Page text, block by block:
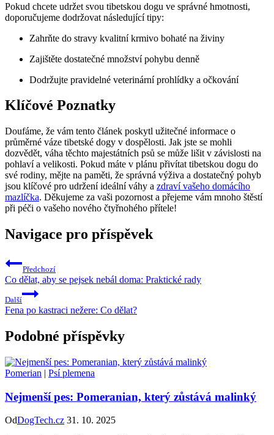
Pokud chcete udržet svou tibetskou dogu ve správné hmotnosti,
doporučujeme dodržovat následující tipy:
Zahrňte do stravy kvalitní krmivo bohaté na živiny
Zajištěte dostatečné množství pohybu denně
Dodržujte pravidelné veterinární prohlídky a očkování
Klíčové Poznatky
Doufáme, že vám tento článek poskytl užitečné informace o
průměrné váze tibetské dogy v dospělosti. Jak jste se mohli
dozvědět, váha těchto majestátních psů se může lišit v závislosti na
pohlaví a velikosti. Pokud máte v plánu přivítat tibetskou dogu do
své rodiny, mějte na paměti, že správná výživa a dostatečný pohyb
jsou klíčové pro udržení ideální váhy a zdraví vašeho domácího
mazlíčka. Děkujeme za vaši pozornost a přejeme vám mnoho štěstí
při péči o vašeho nového čtyřnohého přítele!
Navigace pro příspěvek
Předchozí
Co dělat, aby se pejsek nebál doma: Praktické rady
Další
Fena po kastraci nežere: Co dělat?
Podobné příspěvky
Pomerian | Psí plemena
Nejmenší pes: Pomeranian, který zůstává malinký
OdDogTech.cz 31. 10. 2025